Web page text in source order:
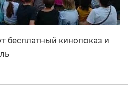
бесплатный кинопоказ и